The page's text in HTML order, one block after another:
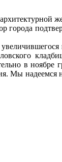
города
в ноябре
Мы